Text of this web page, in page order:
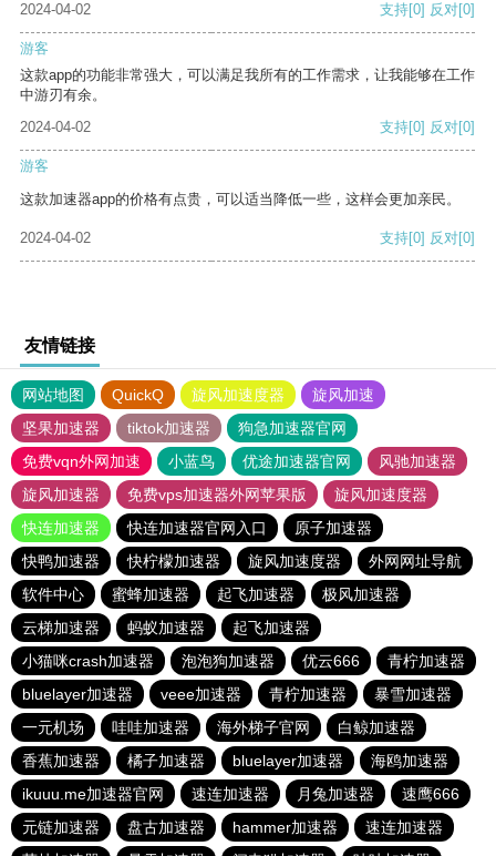
2024-04-02
支持[0] 反对[0]
游客
这款app的功能非常强大，可以满足我所有的工作需求，让我能够在工作
中游刃有余。
2024-04-02
支持[0] 反对[0]
游客
这款加速器app的价格有点贵，可以适当降低一些，这样会更加亲民。
2024-04-02 支持[0] 反对[0]
友情链接
网站地图 QuickQ 旋风加速度器
旋风加速
坚果加速器
tiktok加速器
狗急加速器官网
免费vqn外网加速
小蓝鸟 优途加速器官网
风驰加速器
旋风加速器
免费vps加速器外网苹果版
旋风加速度器
快连加速器
快连加速器官网入口
原子加速器
快鸭加速器
快柠檬加速器 旋风加速度器
外网网址导航
软件中心
蜜蜂加速器 起飞加速器
极风加速器
云梯加速器
蚂蚁加速器
起飞加速器
小猫咪crash加速器
泡泡狗加速器 优云666
青柠加速器
bluelayer加速器
veee加速器 青柠加速器
暴雪加速器
一元机场
哇哇加速器 海外梯子官网
白鲸加速器
香蕉加速器
橘子加速器 bluelayer加速器
海鸥加速器
ikuuu.me加速器官网
速连加速器 月兔加速器
速鹰666
元链加速器
盘古加速器 hammer加速器
速连加速器